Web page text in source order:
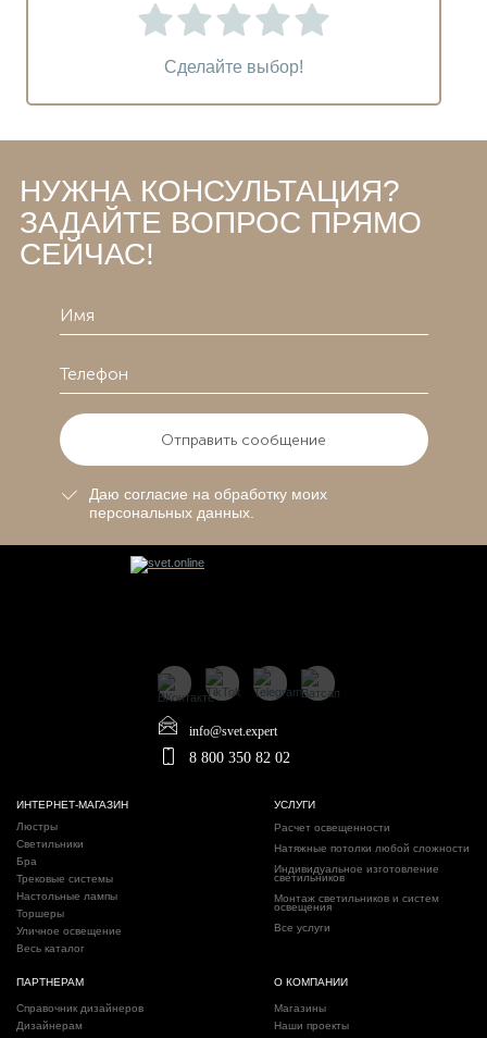
Сделайте выбор!
НУЖНА КОНСУЛЬТАЦИЯ?
ЗАДАЙТЕ ВОПРОС ПРЯМО
СЕЙЧАС!
Отправить сообщение
Даю согласие на обработку моих
персональных данных.
info@svet.expert
8 800 350 82 02
ИНТЕРНЕТ-МАГАЗИН
Люстры
Светильники
Бра
Трековые системы
Настольные лампы
Торшеры
Уличное освещение
Весь каталог
УСЛУГИ
Расчет освещенности
Натяжные потолки любой сложности
Индивидуальное изготовление
светильников
Монтаж светильников и систем
освещения
Все услуги
О КОМПАНИИ
Магазины
Наши проекты
ПАРТНЕРАМ
Справочник дизайнеров
Дизайнерам